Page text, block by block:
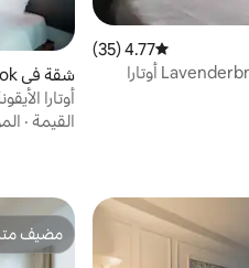
متوسط التقييم 4.77 من 5، 35 مراجعات
4.77 (35)
(جديد) الغرفة 2 من Lavenderbnb a أوتارا
شقة في Kecamatan Depok
أوتارا
القيمة ·
مضيف
مضيف